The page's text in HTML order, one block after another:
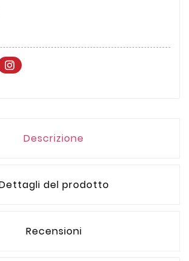
Descrizione
del prodotto
Recensioni